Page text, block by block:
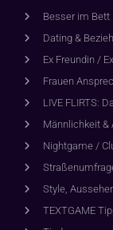
Besser im Bett
Dating &
Ex Freundin /
Frauen
LIVE FLIRTS:
Männlichkeit &
Nightgame /
Style,
TEXTGAME